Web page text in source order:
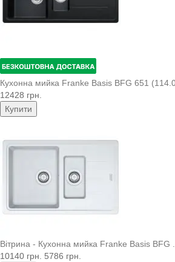
Кухонна мийка Franke Basis BFG 651
12428 грн.
Купити
Вітрина - Кухонна мийка Franke Basis BFG
10140 грн. 5786 грн.